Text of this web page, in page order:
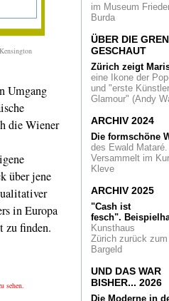
Umgang
die Wiener
über jene
in Europa
zu finden.
sehen.
Ausstellung von
Berthold Reiß in der
Vom Kölner
zum Altenberger
Gotische
Rheinland
Erst Kalter Krieg -
später Kunst: Die
Raketenstation
Hombroich
Russlands Blick auf
Heinrich Heine
Köln mal anders. Die
Domstadt mit
Augen betrachtet.
Reiseführer von
Smith
im Museum
Burda
ÜBER DIE
GESCHAUT
Zürich zeigt
eine Ikone der
und "erste
Glamour" (Andy
ARCHIV 2024
Die formschöne
des Ewald Mataré.
Versammelt im
Kleve
ARCHIV 2025
"Cash ist
fesch".
Kunsthaus
Zürich zurück zum
Bargeld
UND DAS WAR
BISHER... 2026
Die Moderne in